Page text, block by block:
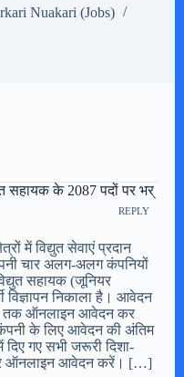
Nuakari (Jobs)
सहायक के 2087 पदों पर भर्
REPLY
में विद्युत सेवाएं प्रदान
चार अलग-अलग कंपनियों
सहायक (जूनियर
विज्ञापन निकाला है। आवेदन
तक ऑनलाइन आवेदन कर
के लिए आवेदन की अंतिम
दिए गए सभी जरूरी दिशा-
ऑनलाइन आवेदन करें। […]